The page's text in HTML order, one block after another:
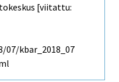
[viitattu:
kbar_2018_07